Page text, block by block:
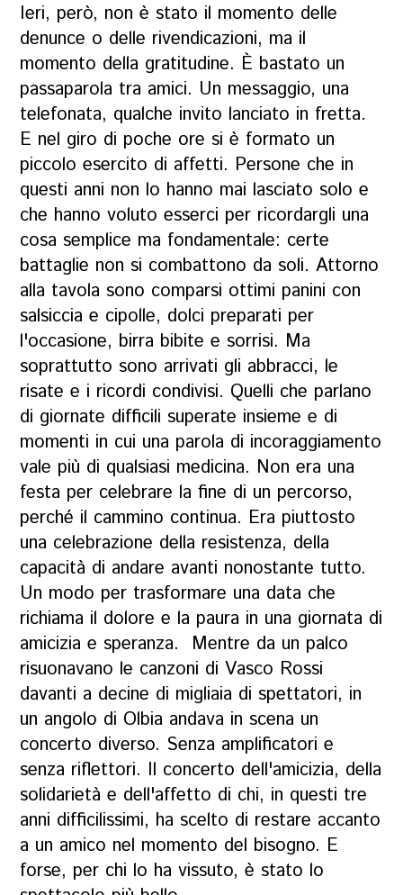
Ieri, però, non è stato il momento delle
denunce o delle rivendicazioni, ma il
momento della gratitudine. È bastato un
passaparola tra amici. Un messaggio, una
telefonata, qualche invito lanciato in fretta.
E nel giro di poche ore si è formato un
piccolo esercito di affetti. Persone che in
questi anni non lo hanno mai lasciato solo e
che hanno voluto esserci per ricordargli una
cosa semplice ma fondamentale: certe
battaglie non si combattono da soli. Attorno
alla tavola sono comparsi ottimi panini con
salsiccia e cipolle, dolci preparati per
l'occasione, birra bibite e sorrisi. Ma
soprattutto sono arrivati gli abbracci, le
risate e i ricordi condivisi. Quelli che parlano
di giornate difficili superate insieme e di
momenti in cui una parola di incoraggiamento
vale più di qualsiasi medicina. Non era una
festa per celebrare la fine di un percorso,
perché il cammino continua. Era piuttosto
una celebrazione della resistenza, della
capacità di andare avanti nonostante tutto.
Un modo per trasformare una data che
richiama il dolore e la paura in una giornata di
amicizia e speranza. Mentre da un palco
risuonavano le canzoni di Vasco Rossi
davanti a decine di migliaia di spettatori, in
un angolo di Olbia andava in scena un
concerto diverso. Senza amplificatori e
senza riflettori. Il concerto dell'amicizia, della
solidarietà e dell'affetto di chi, in questi tre
anni difficilissimi, ha scelto di restare accanto
a un amico nel momento del bisogno. E
forse, per chi lo ha vissuto, è stato lo